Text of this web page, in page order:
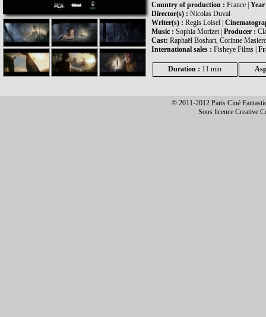
Country of production : France |
Director(s) : Nicolas Duval
Writer(s) : Regis Loisel |
Music : Sophia Morizet | Producer :
Cast: Raphaël Boshart, Corinne
International sales : Fisheye Films |
Duration : 11 min
© 2011-2012 Paris Ciné
Sous licence Creative